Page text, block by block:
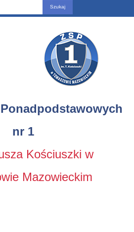
Ponadpodstawowych
nr 1
Kościuszki w
Mazowieckim